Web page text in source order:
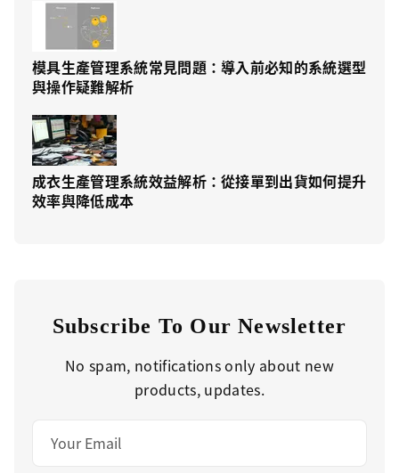
模具生產管理系統常見問題：導入前必知的系統選型
與操作疑難解析
成衣生產管理系統效益解析：從接單到出貨如何提升
效率與降低成本
Subscribe To Our Newsletter
No spam, notifications only about new
products, updates.